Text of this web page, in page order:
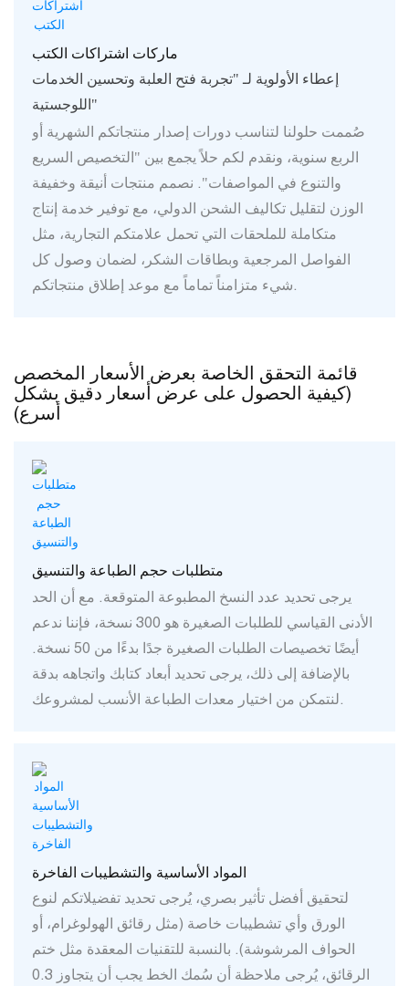
ماركات اشتراكات الكتب
إعطاء الأولوية لـ "تجربة فتح العلبة وتحسين الخدمات
اللوجستية"
صُممت حلولنا لتناسب دورات إصدار منتجاتكم الشهرية أو
الربع سنوية، ونقدم لكم حلاً يجمع بين "التخصيص السريع
والتنوع في المواصفات". نصمم منتجات أنيقة وخفيفة
الوزن لتقليل تكاليف الشحن الدولي، مع توفير خدمة إنتاج
متكاملة للملحقات التي تحمل علامتكم التجارية، مثل
الفواصل المرجعية وبطاقات الشكر، لضمان وصول كل
شيء متزامناً تماماً مع موعد إطلاق منتجاتكم.
قائمة التحقق الخاصة بعرض الأسعار المخصص
(كيفية الحصول على عرض أسعار دقيق بشكل
أسرع)
متطلبات حجم الطباعة والتنسيق
يرجى تحديد عدد النسخ المطبوعة المتوقعة. مع أن الحد
الأدنى القياسي للطلبات الصغيرة هو 300 نسخة، فإننا ندعم
أيضًا تخصيصات الطلبات الصغيرة جدًا بدءًا من 50 نسخة.
بالإضافة إلى ذلك، يرجى تحديد أبعاد كتابك واتجاهه بدقة
المواد الأساسية والتشطيبات الفاخرة
لتحقيق أفضل تأثير بصري، يُرجى تحديد تفضيلاتكم لنوع
الورق وأي تشطيبات خاصة (مثل رقائق الهولوغرام، أو
الحواف المرشوشة). بالنسبة للتقنيات المعقدة مثل ختم
الرقائق، يُرجى ملاحظة أن سُمك الخط يجب أن يتجاوز 0.3